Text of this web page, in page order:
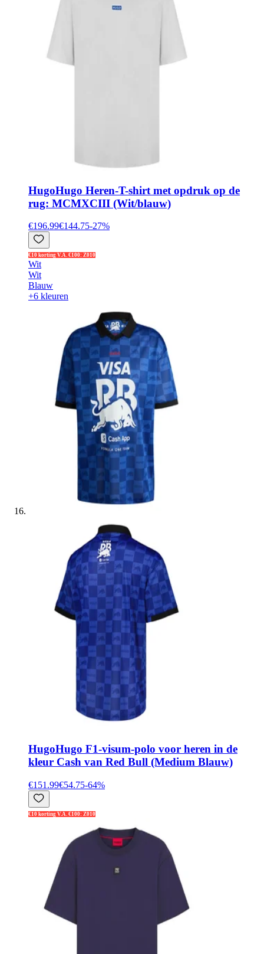
HugoHugo Heren-T-shirt met opdruk op de
rug: MCMXCIII (Wit/blauw)
€196.99€144.75-27%
€10 korting V.A. €100: Z010
Wit
Wit
Blauw
+6 kleuren
HugoHugo F1-visum-polo voor heren in de
kleur Cash van Red Bull (Medium Blauw)
€151.99€54.75-64%
€10 korting V.A. €100: Z010